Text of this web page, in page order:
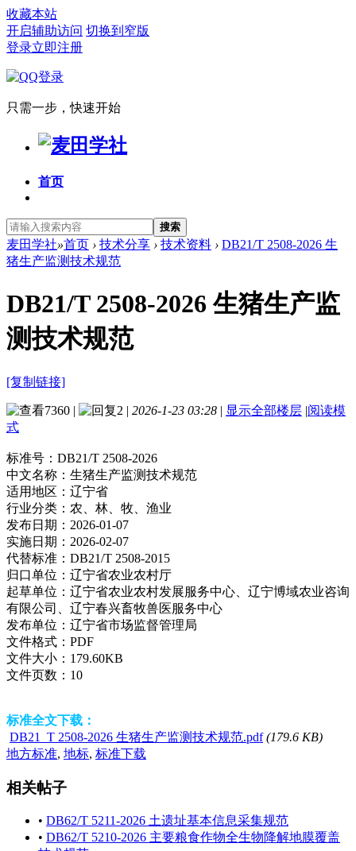
收藏本站
开启辅助访问 切换到窄版
登录立即注册
只需一步，快速开始
首页
搜索
麦田学社»首页 › 技术分享 › 技术资料 › DB21/T 2508-2026 生
猪生产监测技术规范
DB21/T 2508-2026 生猪生产监
测技术规范
[复制链接]
7360 | 2 | 2026-1-23 03:28 | 显示全部楼层 |阅读模
式
标准号： DB21/T 2508-2026
中文名称： 生猪生产监测技术规范
适用地区： 辽宁省
行业分类： 农、林、牧、渔业
发布日期： 2026-01-07
实施日期： 2026-02-07
代替标准： DB21/T 2508-2015
归口单位： 辽宁省农业农村厅
起草单位： 辽宁省农业农村发展服务中心、辽宁博域农业咨询
有限公司、辽宁春兴畜牧兽医服务中心
发布单位： 辽宁省市场监督管理局
文件格式： PDF
文件大小： 179.60KB
文件页数： 10
标准全文下载：
DB21_T 2508-2026 生猪生产监测技术规范.pdf (179.6 KB)
地方标准, 地标, 标准下载
相关帖子
• DB62/T 5211-2026 土遗址基本信息采集规范
• DB62/T 5210-2026 主要粮食作物全生物降解地膜覆盖